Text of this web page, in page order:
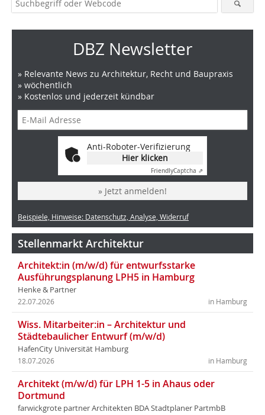
DBZ Newsletter
» Relevante News zu Architektur, Recht und Baupraxis
» wöchentlich
» Kostenlos und jederzeit kündbar
Anti-Roboter-Verifizierung
Hier klicken
FriendlyCaptcha ⇗
» Jetzt anmelden!
Beispiele, Hinweise: Datenschutz, Analyse, Widerruf
Stellenmarkt Architektur
Architekt:in (m/w/d) für entwurfsstarke
Ausführungsplanung LPH5 in Hamburg
Henke & Partner
in Hamburg
22.07.2026
Wiss. Mitarbeiter:in – Architektur und
Städtebaulicher Entwurf (m/w/d)
HafenCity Universität Hamburg
in Hamburg
18.07.2026
Architekt (m/w/d) für LPH 1-5 in Ahaus oder
Dortmund
farwickgrote partner Architekten BDA Stadtplaner PartmbB